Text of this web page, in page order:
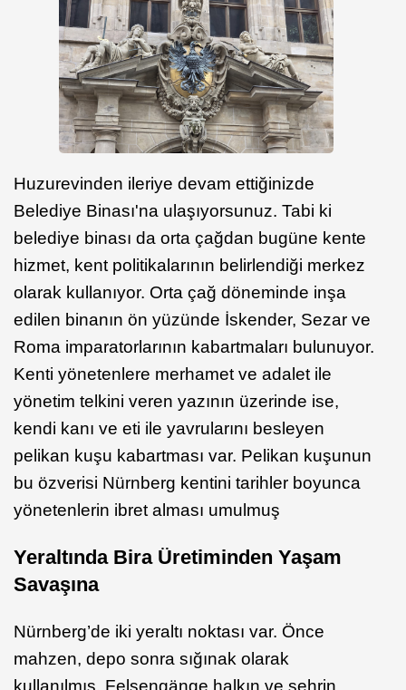
Huzurevinden ileriye devam ettiğinizde
Belediye Binası'na ulaşıyorsunuz. Tabi ki
belediye binası da orta çağdan bugüne kente
hizmet, kent politikalarının belirlendiği merkez
olarak kullanıyor. Orta çağ döneminde inşa
edilen binanın ön yüzünde İskender, Sezar ve
Roma imparatorlarının kabartmaları bulunuyor.
Kenti yönetenlere merhamet ve adalet ile
yönetim telkini veren yazının üzerinde ise,
kendi kanı ve eti ile yavrularını besleyen
pelikan kuşu kabartması var. Pelikan kuşunun
bu özverisi Nürnberg kentini tarihler boyunca
yönetenlerin ibret alması umulmuş
Yeraltında Bira Üretiminden Yaşam
Savaşına
Nürnberg’de iki yeraltı noktası var. Önce
mahzen, depo sonra sığınak olarak
kullanılmış. Felsengänge halkın ve şehrin